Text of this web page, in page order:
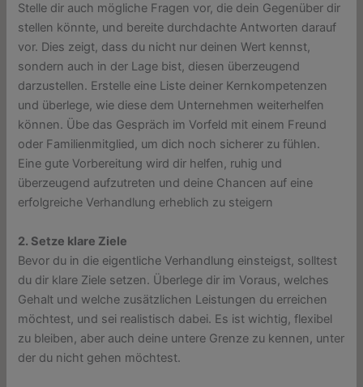
Stelle dir auch mögliche Fragen vor, die dein Gegenüber dir
stellen könnte, und bereite durchdachte Antworten darauf
vor. Dies zeigt, dass du nicht nur deinen Wert kennst,
sondern auch in der Lage bist, diesen überzeugend
darzustellen. Erstelle eine Liste deiner Kernkompetenzen
und überlege, wie diese dem Unternehmen weiterhelfen
können. Übe das Gespräch im Vorfeld mit einem Freund
oder Familienmitglied, um dich noch sicherer zu fühlen.
Eine gute Vorbereitung wird dir helfen, ruhig und
überzeugend aufzutreten und deine Chancen auf eine
erfolgreiche Verhandlung erheblich zu steigern
2. Setze klare Ziele
Bevor du in die eigentliche Verhandlung einsteigst, solltest
du dir klare Ziele setzen. Überlege dir im Voraus, welches
Gehalt und welche zusätzlichen Leistungen du erreichen
möchtest, und sei realistisch dabei. Es ist wichtig, flexibel
zu bleiben, aber auch deine untere Grenze zu kennen, unter
der du nicht gehen möchtest.